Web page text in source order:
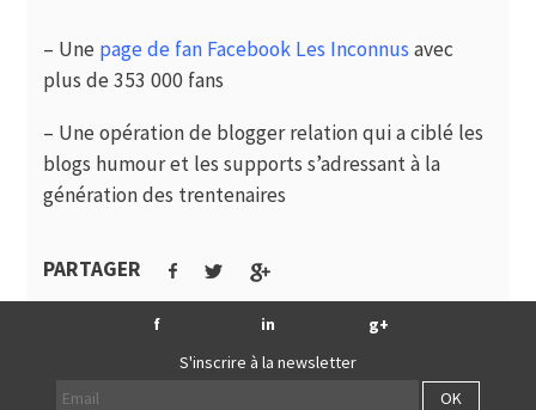
– Une page de fan Facebook Les Inconnus avec
plus de 353 000 fans
– Une opération de blogger relation qui a ciblé les
blogs humour et les supports s’adressant à la
génération des trentenaires
PARTAGER
f in
g+
S'inscrire à la newsletter
OK